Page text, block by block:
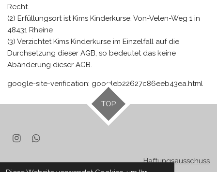
Recht.
(2) Erfüllungsort ist Kims Kinderkurse, Von-Velen-Weg 1 in
48431 Rheine
(3) Verzichtet Kims Kinderkurse im Einzelfall auf die
Durchsetzung dieser AGB, so bedeutet das keine
Abänderung dieser AGB.
google-site-verification: googleb22627c86eeb43ea.html
TOP
I
W
Haftungsausschuss